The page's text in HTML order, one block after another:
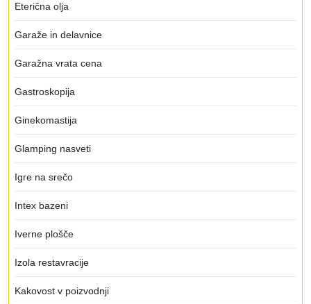
Eterična olja
Garaže in delavnice
Garažna vrata cena
Gastroskopija
Ginekomastija
Glamping nasveti
Igre na srečo
Intex bazeni
Iverne plošče
Izola restavracije
Kakovost v poizvodnji